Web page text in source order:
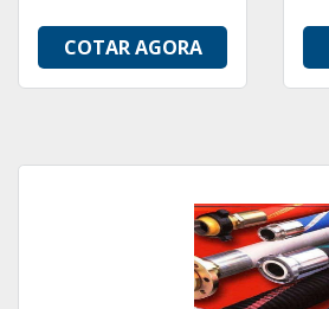
COTAR AGORA